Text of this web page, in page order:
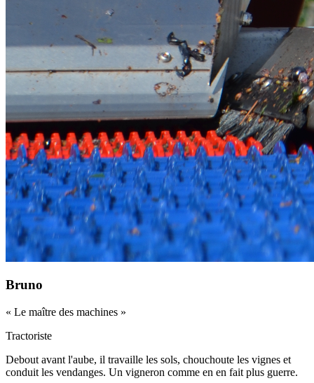
Bruno
« Le maître des machines »
Tractoriste
Debout avant l'aube, il travaille les sols, chouchoute les vignes et
conduit les vendanges. Un vigneron comme en en fait plus guerre.